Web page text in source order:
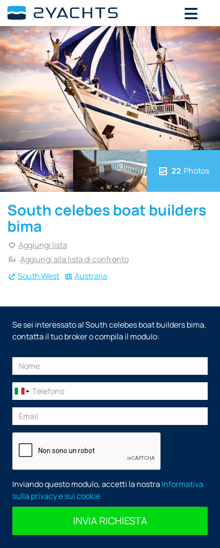
22 Photos
South West Australia
South celebes boat builders
bima
Aggiungi lista
Aggiungi alla lista di confronto
Se sei interessato al South celebes boat builders bima,
contatta il tuo broker o compila il modulo:
Inviando questo modulo, accetti la nostra Informativa
sulla privacy e sui cookie
INVIA RICHIESTA